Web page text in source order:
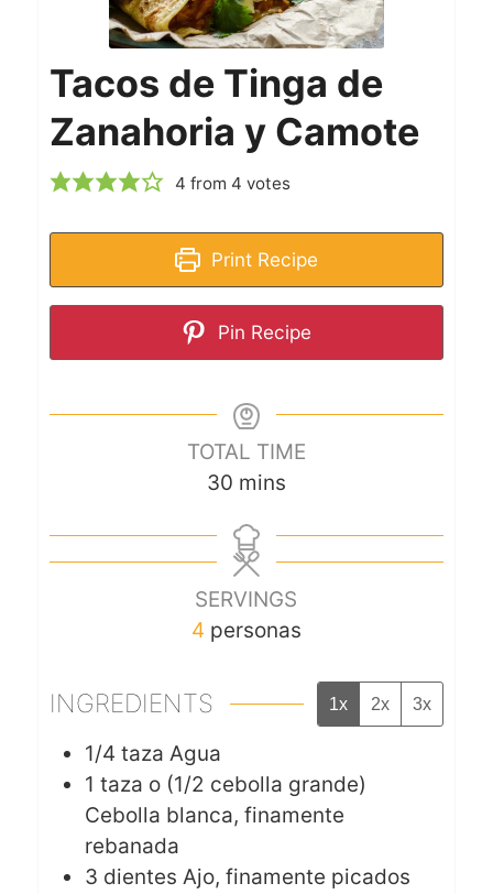
Tacos de Tinga de
Zanahoria y Camote
4 from 4 votes
Print Recipe
Pin Recipe
TOTAL TIME
30 mins
SERVINGS
4 personas
INGREDIENTS 1x 2x 3x
1/4 taza Agua
1 taza o (1/2 cebolla grande)
Cebolla blanca, finamente
rebanada
3 dientes Ajo, finamente picados